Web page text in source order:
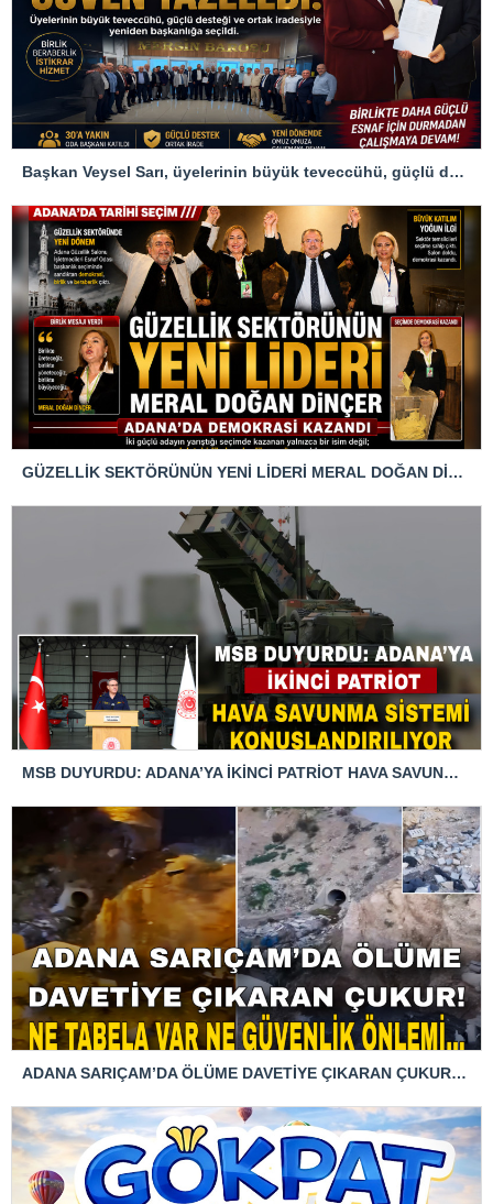
Başkan Veysel Sarı, üyelerinin büyük teveccühü, güçlü desteği ve ortak iradesiyle yeniden başkanlığa seçilerek güven tazeledi
GÜZELLİK SEKTÖRÜNÜN YENİ LİDERİ MERAL DOĞAN DİNÇER ADANA’DA DEMOKRASİ KAZANDI
MSB DUYURDU: ADANA’YA İKİNCİ PATRİOT HAVA SAVUNMA SİSTEMİ KONUŞLANDIRILIYOR
ADANA SARIÇAM’DA ÖLÜME DAVETİYE ÇIKARAN ÇUKUR! NE TABELA VAR NE GÜVENLİK ÖNLEMİ…